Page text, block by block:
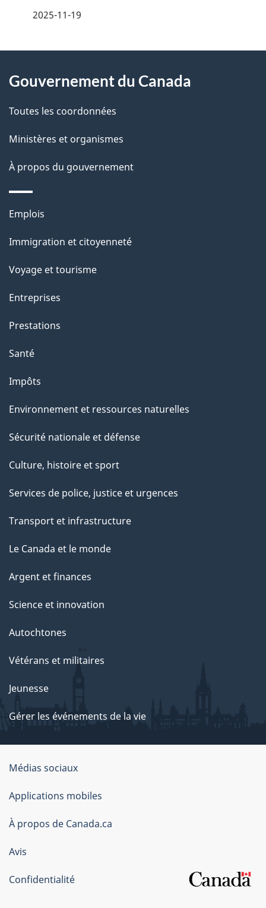
i
l
s
d
e
l
a
p
a
g
e
2025-11-19
propos
de
ce
site
Gouvernement du Canada
Toutes les coordonnées
Ministères et organismes
À propos du gouvernement
Thèmes
sujets
Emplois
Immigration et citoyenneté
Voyage et tourisme
Entreprises
Prestations
Santé
Impôts
Environnement et ressources naturelles
Sécurité nationale et défense
Culture, histoire et sport
Services de police, justice et urgences
Transport et infrastructure
Le Canada et le monde
Argent et finances
Science et innovation
Autochtones
Vétérans et militaires
Jeunesse
Gérer les événements de la vie
Organisation
du
gouvernement
du
Canada
Médias sociaux
Applications mobiles
À propos de Canada.ca
Avis
Confidentialité